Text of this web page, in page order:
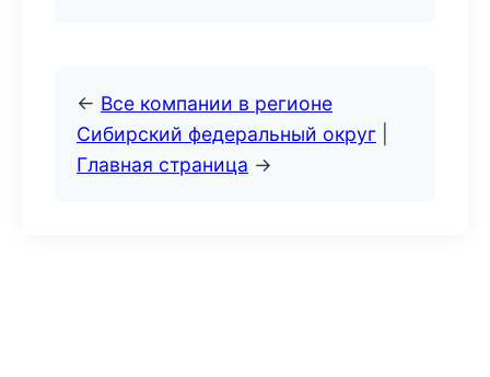
← Все компании в регионе
Сибирский федеральный округ
Главная страница →